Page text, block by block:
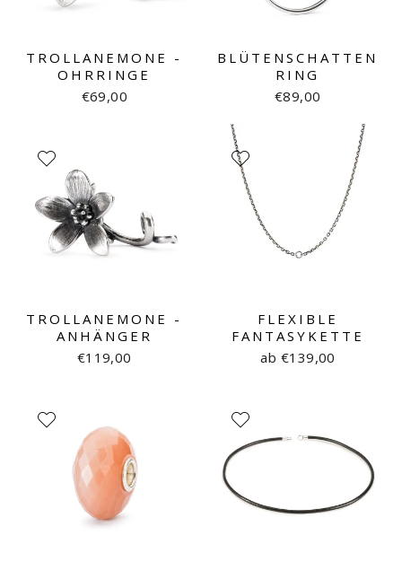
TROLLANEMONE -
OHRRINGE
€69,00
BLÜTENSCHATTEN
RING
€89,00
TROLLANEMONE -
ANHÄNGER
€119,00
FLEXIBLE
FANTASYKETTE
ab €139,00